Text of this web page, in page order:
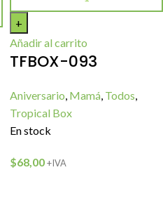
Añadir al carrito
TFBOX-093
Aniversario, Mamá, Todos,
Tropical Box
En stock
$68,00+IVA